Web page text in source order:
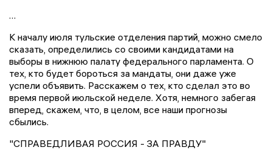
…
К началу июля тульские отделения партий, можно смело
сказать, определились со своими кандидатами на
выборы в нижнюю палату федерального парламента. О
тех, кто будет бороться за мандаты, они даже уже
успели объявить. Расскажем о тех, кто сделал это во
время первой июльской неделе. Хотя, немного забегая
вперед, скажем, что, в целом, все наши прогнозы
сбылись.
"СПРАВЕДЛИВАЯ РОССИЯ - ЗА ПРАВДУ"